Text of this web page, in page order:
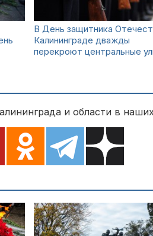
В День защитника
Калининграде дважды
перекроют центральные
и области в